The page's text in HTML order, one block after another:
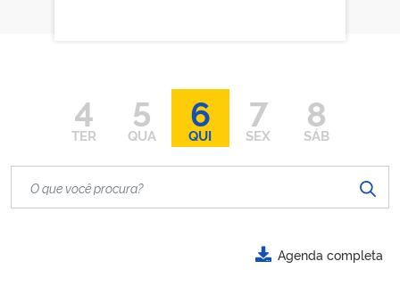
4
TER
5
QUA
6
QUI
7
SEX
8
SÁB
Agenda completa